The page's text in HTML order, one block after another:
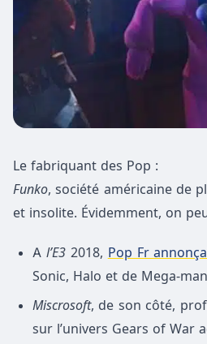
Le fabriquant des Pop :
Funko, société américaine de
et insolite. Évidemment, on
A l’E32018, Pop Fr
Sonic, Halo et de Mega-
Miscrosoft, de son côté,
sur l’univers Gears of War